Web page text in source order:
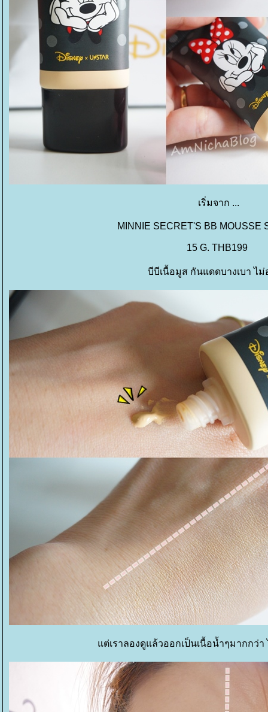
เริ่มจาก ...
MINNIE SECRET'S BB MOUSSE
15 G. THB199
บีบีเนื้อมูส กันแดดบางเบา ไ
ต่เราลองดูแล้วออกเป็นเนื้อน้ำๆมากกว่